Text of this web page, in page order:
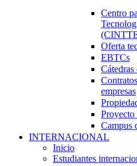
Centro
Oferta
EBTCs
empresas
Campus
INTERNACIONAL
Inicio
Estudiantes